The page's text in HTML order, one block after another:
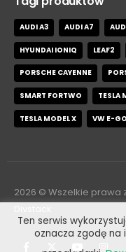
AUDI A3 AUDI A7
HYUNDAI IONIQ LEAF2
PORSCHE CAYENNE
SMART FORTWO TESLA
TESLA MODEL X VW E-
2026 © Wszelkie prawa
Ten serwis
oznacza zgodę na